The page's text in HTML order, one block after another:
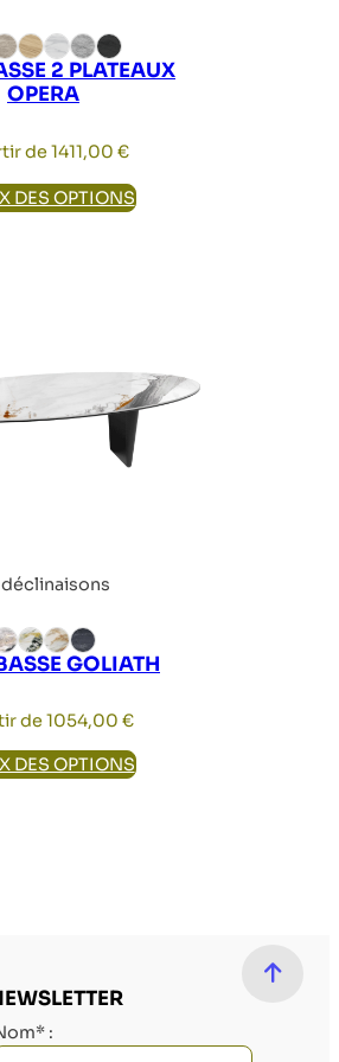
2 PLATEAUX
OPERA
de1411,00 €
DES OPTIONS
GOLIATH
de1054,00 €
DES OPTIONS
: